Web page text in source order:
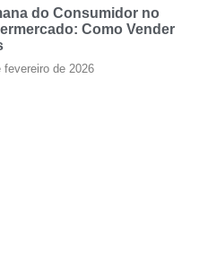
do Consumidor no
Como Vender
fevereiro de 2026